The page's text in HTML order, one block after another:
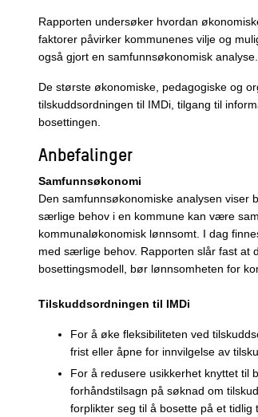
Rapporten undersøker hvordan
faktorer påvirker kommunenes vilje og
også gjort en samfunnsøkonomisk analyse.
De største økonomiske, pedagogiske og
tilskuddsordningen til IMDi, tilgang til
bosettingen.
Anbefalinger
Samfunnsøkonomi
Den samfunnsøkonomiske analysen viser
særlige behov i en kommune kan være
kommunaløkonomisk lønnsomt. I dag
med særlige behov. Rapporten slår fast at
bosettingsmodell, bør lønnsomheten for
Tilskuddsordningen til IMDi
For å øke fleksibiliteten ved
frist eller åpne for innvilgelse av
For å redusere usikkerhet knyttet til
forhåndstilsagn på søknad om
forplikter seg til å bosette på et tidlig